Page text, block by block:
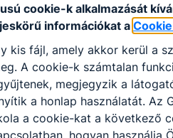
cookie-k alkalmazását
információkat a
kis fájl, amely akkor kerül a
A cookie-k számtalan
megjegyzik a
a honlap használatát. Az
a cookie-kat a következő
hogyan használja